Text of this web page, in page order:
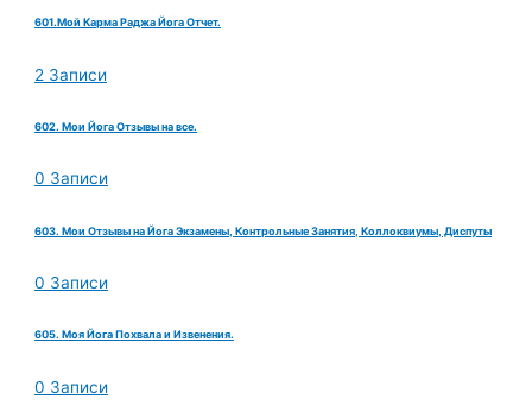
601.Мой Карма Раджа Йога Отчет.
2 Записи
602. Мои Йога Отзывы на все.
0 Записи
603. Мои Отзывы на Йога Экзамены, Контрольные Занятия, Коллоквиумы, Диспуты
0 Записи
605. Моя Йога Похвала и Извенения.
0 Записи